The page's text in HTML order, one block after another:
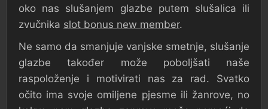
oko nas slušanjem glazbe putem slušalica ili
zvučnika slot bonus new member.
Ne samo da smanjuje vanjske smetnje, slušanje
glazbe također može poboljšati naše
raspoloženje i motivirati nas za rad. Svatko
očito ima svoje omiljene pjesme ili žanrove, no